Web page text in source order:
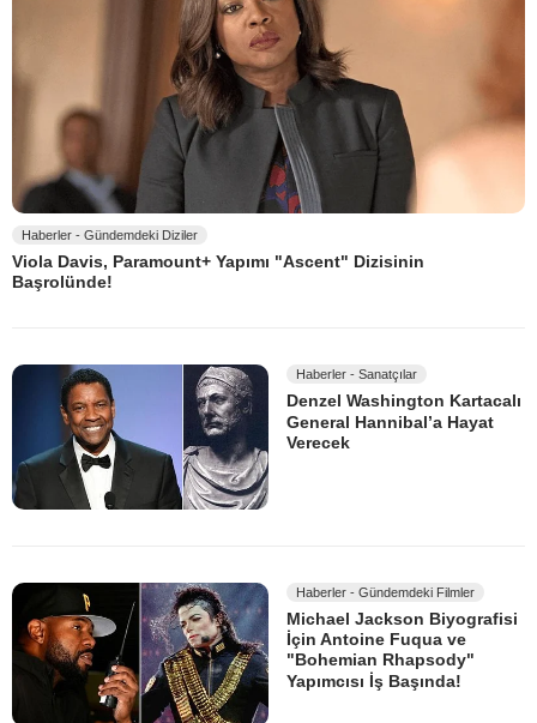
Haberler - Gündemdeki Diziler
Viola Davis, Paramount+ Yapımı "Ascent" Dizisinin
Başrolünde!
Haberler - Sanatçılar
Denzel Washington Kartacalı
General Hannibal’a Hayat
Verecek
Haberler - Gündemdeki Filmler
Michael Jackson Biyografisi
İçin Antoine Fuqua ve
"Bohemian Rhapsody"
Yapımcısı İş Başında!